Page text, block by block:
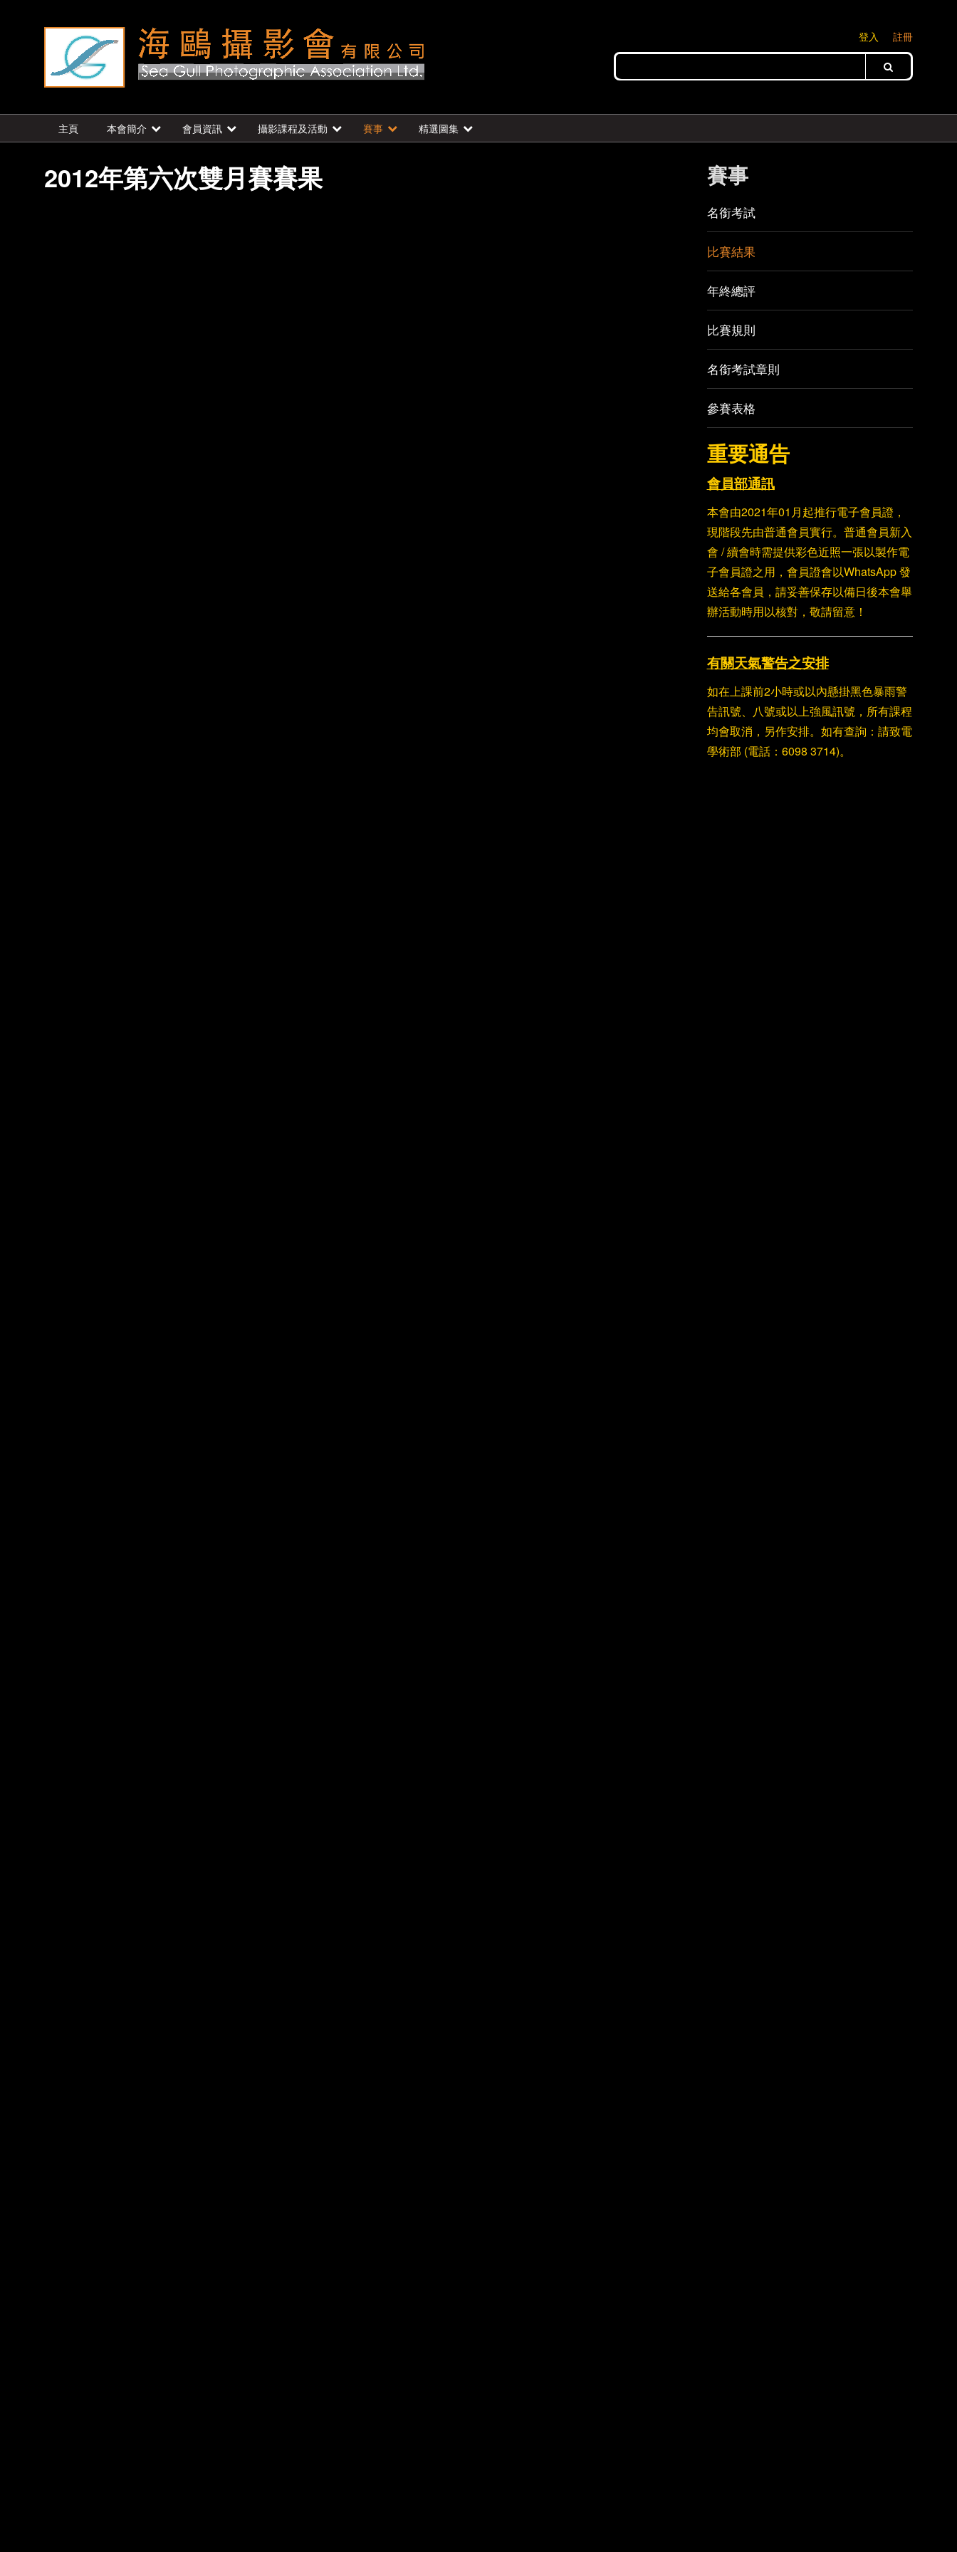
登入 註冊
主頁 本會簡介 會員資訊 攝影課程及活動 賽事 精選圖集
2012年第六次雙月賽賽果 賽事
名銜考試
比賽結果
年終總評
比賽規則
名銜考試章則
參賽表格
重要通告
會員部通訊
本會由2021年01月起推行電子會員證，
現階段先由普通會員實行。普通會員新入
會 / 續會時需提供彩色近照一張以製作電
子會員證之用，會員證會以WhatsApp 發
送給各會員，請妥善保存以備日後本會舉
辦活動時用以核對，敬請留意！
有關天氣警告之安排
如在上課前2小時或以內懸掛黑色暴雨警
告訊號、八號或以上強風訊號，所有課程
均會取消，另作安排。如有查詢：請致電
學術部 (電話：6098 3714)。